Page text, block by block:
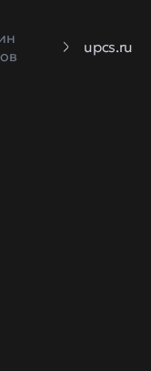
upcs.ru